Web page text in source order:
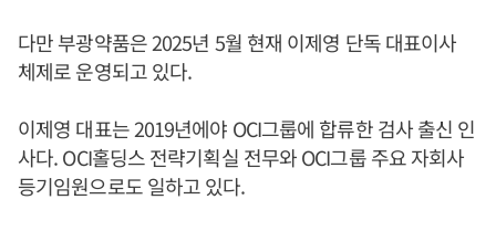
다만 부광약품은 2025년 5월 현재 이제영 단독 대표이사
체제로 운영되고 있다.
이제영 대표는 2019년에야 OCI그룹에 합류한 검사 출신 인
사다. OCI홀딩스 전략기획실 전무와 OCI그룹 주요 자회사
등기임원으로도 일하고 있다.